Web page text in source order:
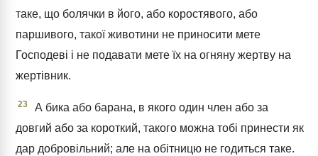
таке, що болячки в його, або коростявого, або
паршивого, такої животини не приносити мете
Господеві і не подавати мете їх на огняну жертву на
жертівник.
23
А бика або барана, в якого один член або за
довгий або за короткий, такого можна тобі принести як
дар добровільний; але на обітницю не годиться таке.